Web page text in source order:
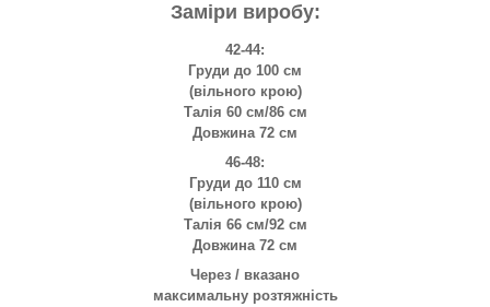
Заміри виробу:
42-44:
Груди до 100 см
(вільного крою)
Талія 60 см/86 см
Довжина 72 см
46-48:
Груди до 110 см
(вільного крою)
Талія 66 см/92 см
Довжина 72 см
Через / вказано
максимальну розтяжність